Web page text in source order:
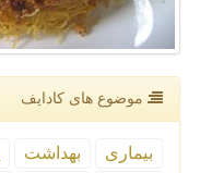
موضوع های كادایف
بیماری بهداشت